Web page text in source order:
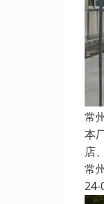
常
本
店
常
24-